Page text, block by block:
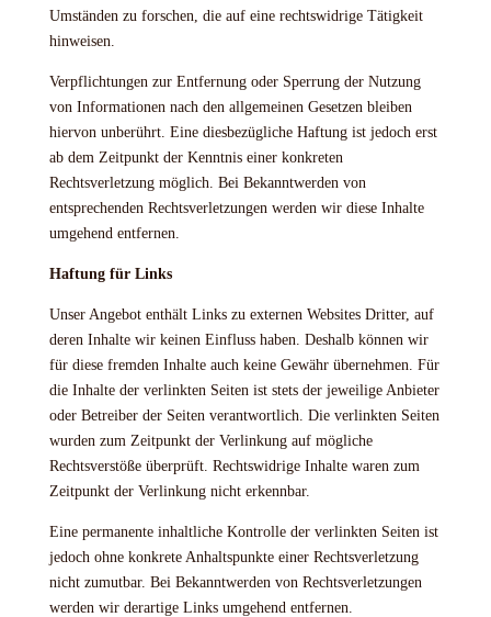
Umständen zu forschen, die auf eine rechtswidrige Tätigkeit
hinweisen.
Verpflichtungen zur Entfernung oder Sperrung der Nutzung
von Informationen nach den allgemeinen Gesetzen bleiben
hiervon unberührt. Eine diesbezügliche Haftung ist jedoch erst
ab dem Zeitpunkt der Kenntnis einer konkreten
Rechtsverletzung möglich. Bei Bekanntwerden von
entsprechenden Rechtsverletzungen werden wir diese Inhalte
umgehend entfernen.
Haftung für Links
Unser Angebot enthält Links zu externen Websites Dritter, auf
deren Inhalte wir keinen Einfluss haben. Deshalb können wir
für diese fremden Inhalte auch keine Gewähr übernehmen. Für
die Inhalte der verlinkten Seiten ist stets der jeweilige Anbieter
oder Betreiber der Seiten verantwortlich. Die verlinkten Seiten
wurden zum Zeitpunkt der Verlinkung auf mögliche
Rechtsverstöße überprüft. Rechtswidrige Inhalte waren zum
Zeitpunkt der Verlinkung nicht erkennbar.
Eine permanente inhaltliche Kontrolle der verlinkten Seiten ist
jedoch ohne konkrete Anhaltspunkte einer Rechtsverletzung
nicht zumutbar. Bei Bekanntwerden von Rechtsverletzungen
werden wir derartige Links umgehend entfernen.